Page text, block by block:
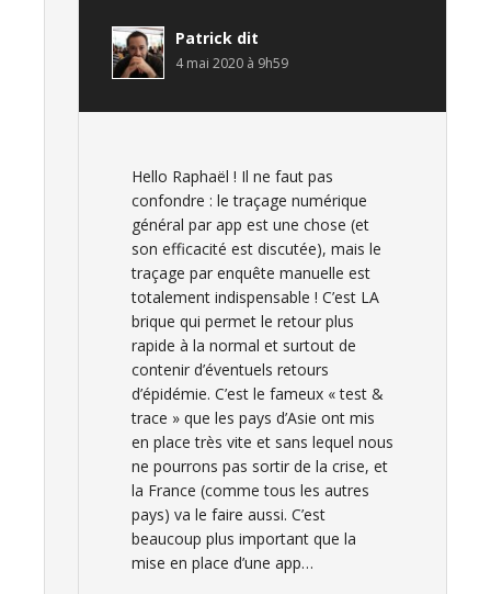
Patrick dit
4 mai 2020 à 9h59
Hello Raphaël ! Il ne faut pas
confondre : le traçage numérique
général par app est une chose (et
son efficacité est discutée), mais le
traçage par enquête manuelle est
totalement indispensable ! C’est LA
brique qui permet le retour plus
rapide à la normal et surtout de
contenir d’éventuels retours
d’épidémie. C’est le fameux « test &
trace » que les pays d’Asie ont mis
en place très vite et sans lequel nous
ne pourrons pas sortir de la crise, et
la France (comme tous les autres
pays) va le faire aussi. C’est
beaucoup plus important que la
mise en place d’une app…